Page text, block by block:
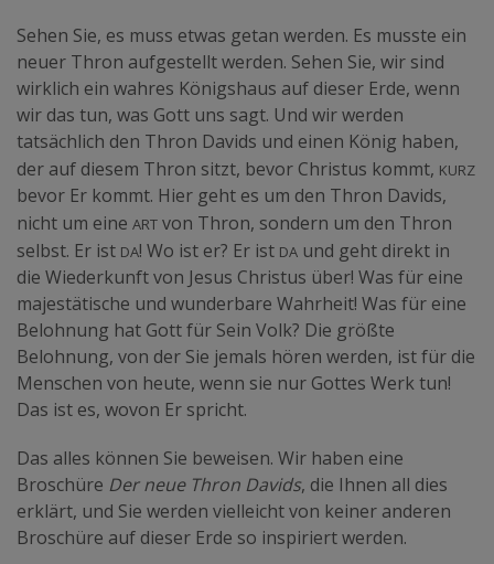
Sehen Sie, es muss etwas getan werden. Es musste ein
neuer Thron aufgestellt werden. Sehen Sie, wir sind
wirklich ein wahres Königshaus auf dieser Erde, wenn
wir das tun, was Gott uns sagt. Und wir werden
tatsächlich den Thron Davids und einen König haben,
der auf diesem Thron sitzt, bevor Christus kommt, kurz
bevor Er kommt. Hier geht es um den Thron Davids,
nicht um eine Artvon Thron, sondern um den Thron
selbst. Er ist da! Wo ist er? Er ist da und geht direkt in
die Wiederkunft von Jesus Christus über! Was für eine
majestätische und wunderbare Wahrheit! Was für eine
Belohnung hat Gott für Sein Volk? Die größte
Belohnung, von der Sie jemals hören werden, ist für die
Menschen von heute, wenn sie nur Gottes Werk tun!
Das ist es, wovon Er spricht.
Das alles können Sie beweisen. Wir haben eine
Broschüre Der neue Thron Davids, die Ihnen all dies
erklärt, und Sie werden vielleicht von keiner anderen
Broschüre auf dieser Erde so inspiriert werden.